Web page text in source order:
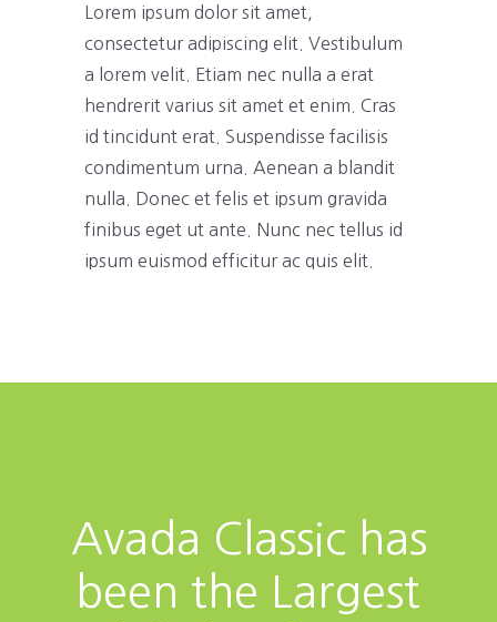
Lorem ipsum dolor sit amet,
consectetur adipiscing elit. Vestibulum
a lorem velit. Etiam nec nulla a erat
hendrerit varius sit amet et enim. Cras
id tincidunt erat. Suspendisse facilisis
condimentum urna. Aenean a blandit
nulla. Donec et felis et ipsum gravida
finibus eget ut ante. Nunc nec tellus id
ipsum euismod efficitur ac quis elit.
Avada Classic has
been the Largest